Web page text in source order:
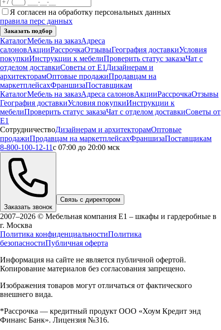
Я согласен на обработку персональных данных
правила перс данных
Заказать подбор
КаталогМебель на заказАдреса
салоновАкцииРассрочкаОтзывыГеография доставкиУсловия
покупкиИнструкции к мебелиПроверить статус заказаЧат с
отделом доставкиСоветы от Е1 Дизайнерам и
архитекторамОптовые продажиПродавцам на
маркетплейсахФраншизаПоставщикам
КаталогМебель на заказАдреса салоновАкцииРассрочкаОтзывы
География доставкиУсловия покупкиИнструкции к
мебелиПроверить статус заказаЧат с отделом доставкиСоветы от
Е1
СотрудничествоДизайнерам и архитекторамОптовые
продажиПродавцам на маркетплейсахФраншизаПоставщикам
8-800-100-12-11с 07:00 до 20:00 мск
Заказать звонок
Связь с директором
2007–2026 © Мебельная компания Е1 – шкафы и гардеробные в
г. Москва
Политика конфиденциальностиПолитика
безопасностиПубличная оферта
Информация на сайте не является публичной офертой.
Копирование материалов без согласования запрещено.
Изображения товаров могут отличаться от фактического
внешнего вида.
*Рассрочка — кредитный продукт ООО «Хоум Кредит энд
Финанс Банк». Лицензия №316.